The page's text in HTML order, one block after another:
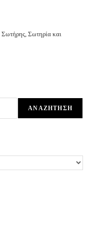
Σωτηρία και
ΑΝΑΖΉΤΗΣΗ